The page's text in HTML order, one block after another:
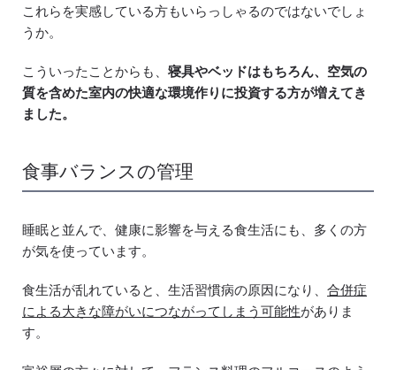
これらを実感している方もいらっしゃるのではないでしょ
うか。
こういったことからも、 寝具やベッドはもちろん、空気の
質を含めた室内の快適な環境作りに投資する方が増えてき
ました。
食事バランスの管理
睡眠と並んで、健康に影響を与える食生活にも、多くの方
が気を使っています。
食生活が乱れていると、生活習慣病の原因になり、 合併症
による大きな障がいにつながってしまう可能性がありま
す。